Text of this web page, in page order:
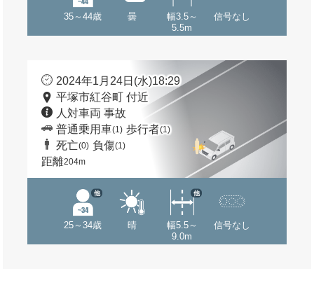
35～44歳 曇
幅3.5～
5.5m
信号なし
2024年1月24日(水)18:29
平塚市紅谷町 付近
人対車両 事故
普通乗用車(1) 歩行者(1)
死亡(0) 負傷(1)
距離204m
25～34歳
他
晴
幅5.5～
9.0m
他
信号なし